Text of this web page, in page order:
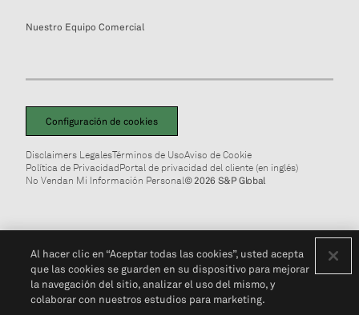
Nuestro Equipo Comercial
Configuración de cookies
Disclaimers LegalesTérminos de UsoAviso de Cookie
Política de PrivacidadPortal de privacidad del cliente (en inglés)
No Vendan Mi Información Personal© 2026 S&P Global
Al hacer clic en “Aceptar todas las cookies”, usted acepta
que las cookies se guarden en su dispositivo para mejorar
la navegación del sitio, analizar el uso del mismo, y
colaborar con nuestros estudios para marketing.